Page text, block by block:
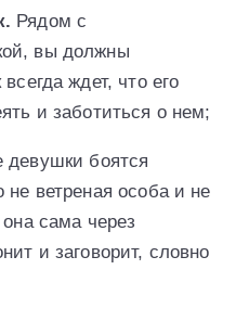
Рядом с
вы должны
ждет, что его
и заботиться о нем;
девушки боятся
ветреная особа и не
сама через
и заговорит, словно